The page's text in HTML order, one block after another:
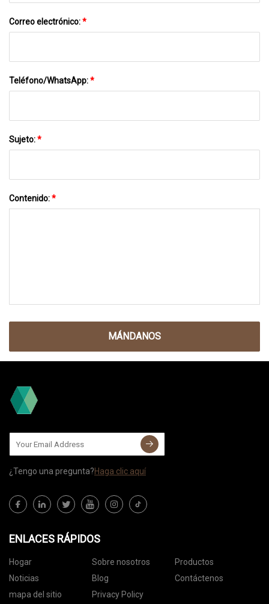
Correo electrónico:*
Teléfono/WhatsApp:*
Sujeto:*
Contenido:*
MÁNDANOS
¿Tengo una pregunta?Haga clic aquí
ENLACES RÁPIDOS
Hogar Sobre nosotros
Productos
Noticias
Blog
Contáctenos
mapa del sitio
Privacy Policy